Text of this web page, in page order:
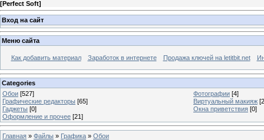
[Perfect Soft]
Вход на сайт
Меню сайта
Как добавить материал Заработок в интернете Продажа ключей на letitbit.net
Categories
Обои [527] Фотографии [4]
Графические редакторы [65] Виртуальный макияж
Гаджеты [0] Окна приветствия [0]
Оформление и прочее [21]
Главная » Файлы » Графика » Обои